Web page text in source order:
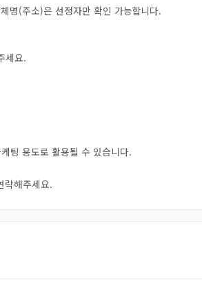
명(주소)은 선정자만 확인 가능합니다.
세요.
팅 용도로 활용될 수 있습니다.
락해주세요.